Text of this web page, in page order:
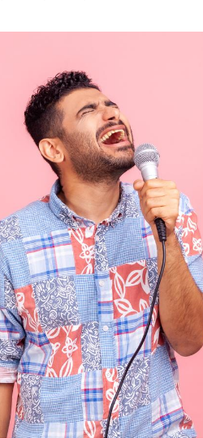
VIH : la fin du comprimé
tous les jours se
elle enfin ?
Pourquoi votre ventre
gâche-t-il les premiers
jours de vos vacances ?
Fortes chaleurs :
pourquoi le risque de
noyade grimpe-t-il ?